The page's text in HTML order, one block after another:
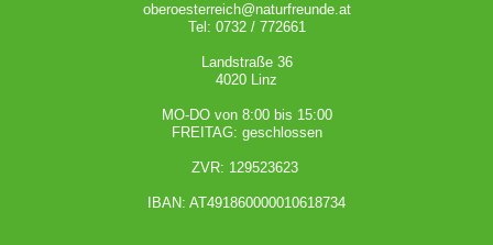
oberoesterreich@naturfreunde.at
Tel: 0732 / 772661
Landstraße 36
4020 Linz
MO-DO von 8:00 bis 15:00
FREITAG: geschlossen
ZVR: 129523623
IBAN: AT491860000010618734